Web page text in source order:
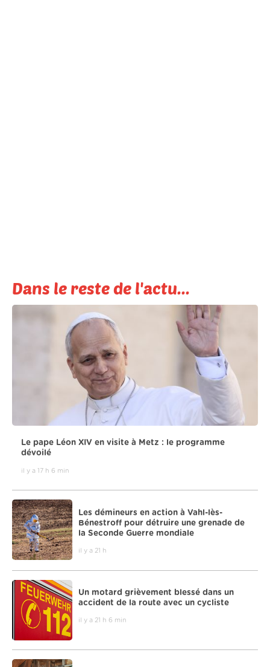
Dans le reste de l'actu...
Le pape Léon XIV en visite à Metz : le programme
dévoilé
il y a 17 h 6 min
Les démineurs en action à Vahl-lès-
Bénestroff pour détruire une grenade de
la Seconde Guerre mondiale
il y a 21 h
Un motard grièvement blessé dans un
accident de la route avec un cycliste
il y a 21 h 6 min